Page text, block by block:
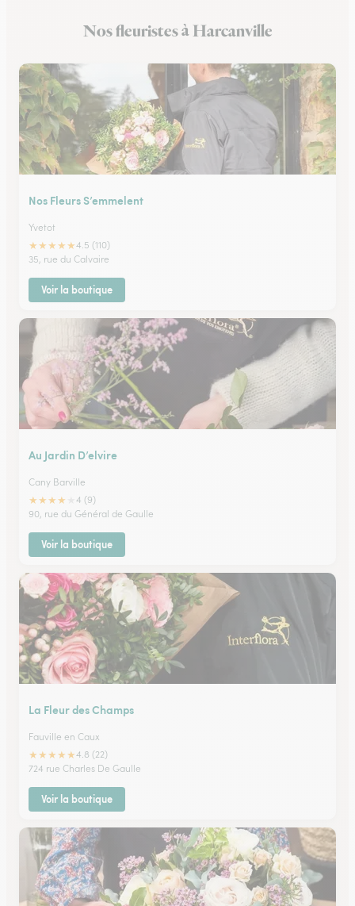
Fleuristes à Canteleu
Nos fleuristes à Harcanville
Nos Fleurs S’emmelent
Yvetot
★★★★★4.5 (110)
35, rue du Calvaire
Voir la boutique
Au Jardin D’elvire
Cany Barville
★★★★
4 (9)
90, rue du Général de Gaulle
Voir la boutique
La Fleur des Champs
Fauville en Caux
★★★★★4.8 (22)
724 rue Charles De Gaulle
Voir la boutique